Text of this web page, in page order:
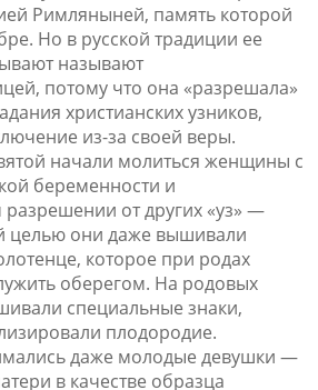
Римляныней, память которой
Но в русской традиции ее
называют
потому что она «разрешала»
христианских узников,
из-за своей веры.
начали молиться женщины с
беременности и
от других «уз» —
целью они даже вышивали
которое при родах
оберегом. На родовых
специальные знаки,
плодородие.
даже молодые девушки —
в качестве образца